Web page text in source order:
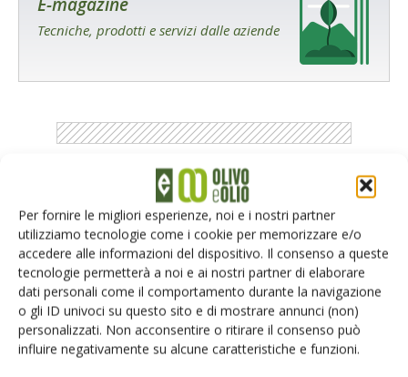
Per fornire le migliori esperienze, noi e i nostri partner
utilizziamo tecnologie come i cookie per memorizzare e/o
accedere alle informazioni del dispositivo. Il consenso a queste
tecnologie permetterà a noi e ai nostri partner di elaborare
dati personali come il comportamento durante la navigazione
o gli ID univoci su questo sito e di mostrare annunci (non)
personalizzati. Non acconsentire o ritirare il consenso può
influire negativamente su alcune caratteristiche e funzioni.
E-magazine
Tecniche, prodotti e servizi dalle aziende
Catalogo Aziende e Prodotti
Un modo semplice per cercare un'azienda o un
prodotto!
Cerca adesso